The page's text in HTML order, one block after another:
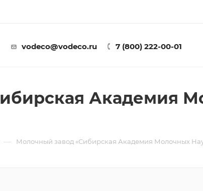
vodeco@vodeco.ru 7 (800) 222-00-01
Академия
— Молочный завод «Сибирская Академия Молочных